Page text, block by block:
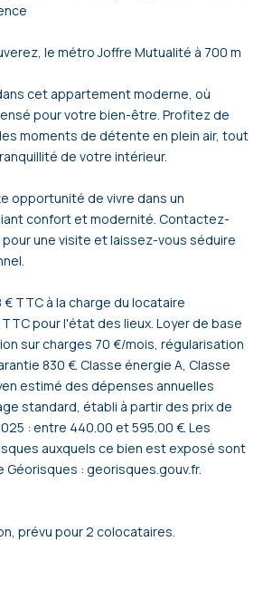
le métro Joffre Mutualité à 700 m
cet appartement moderne, où
pour votre bien-être. Profitez de
moments de détente en plein air, tout
de votre intérieur.
opportunité de vivre dans un
confort et modernité. Contactez-
une visite et laissez-vous séduire
TTC à la charge du locataire
pour l'état des lieux. Loyer de base
sur charges 70 €/mois, régularisation
830 €. Classe énergie A, Classe
estimé des dépenses annuelles
standard, établi à partir des prix de
: entre 440.00 et 595.00 €. Les
auxquels ce bien est exposé sont
: georisques.gouv.fr.
prévu pour 2 colocataires.